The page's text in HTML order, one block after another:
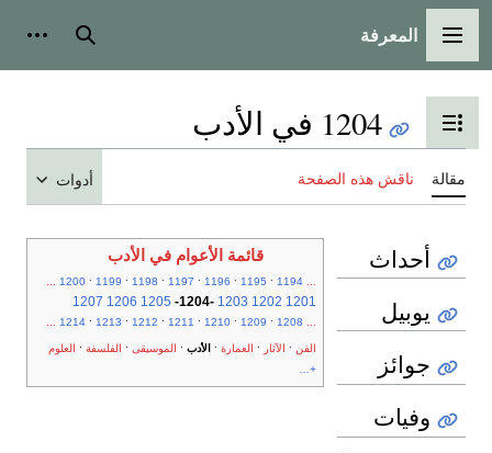
القائمة الرئيسية
المعرفة بحث
تبديل عرض جدول المحتويات
1204 في الأدب
مقالة ناقش هذه الصفحة أدوات
قائمة الأعوام في الأدب
...
1194
1195
1196
1197
1198
1199
1200
...
1201
1202
1203
-
1204
-
1205
1206
1207
...
1208
1209
1210
1211
1212
1213
1214
...
الفن الآثار العمارة الأدب الموسيقى الفلسفة
العلوم
+...
أحداث
يوبيل
جوائز
وفيات